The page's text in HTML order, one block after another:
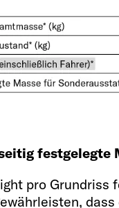
festgelegte
pro Grundriss
dass